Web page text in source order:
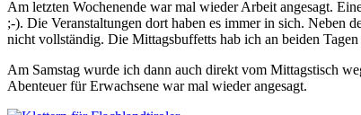
Am letzten Wochenende war mal wieder Arbeit angesagt.
;-). Die Veranstaltungen dort haben es immer in sich.
nicht vollständig. Die Mittagsbuffetts hab ich an beiden
Am Samstag wurde ich dann auch direkt vom Mittagstisch
Abenteuer für Erwachsene war mal wieder angesagt.